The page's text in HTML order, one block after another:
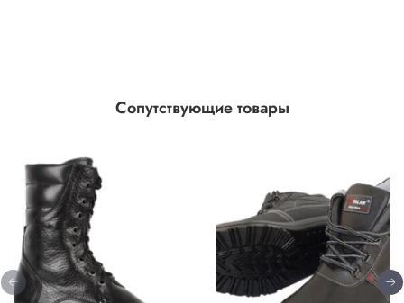
Сопутствующие товары